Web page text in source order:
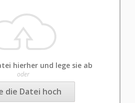
hierher und lege sie ab
oder
die Datei hoch